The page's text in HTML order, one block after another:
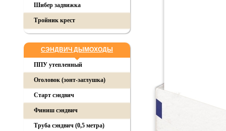
Шибер задвижка
Тройник крест
СЭНДВИЧ ДЫМОХОДЫ
ППУ утепленный
Оголовок (зонт-заглушка)
Старт сэндвич
Финиш сэндвич
Труба сэндвич (0,5 метра)